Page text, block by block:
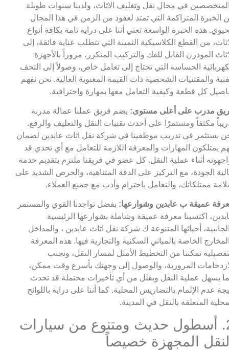
في مجال نقل وتغليف الاثاث، ولدينا سنوات طويلة
الخبرة المتراكمة التي تمتد لعقود من الزمن في هذا المجال
هذه الخبرة الواسعة تعني أننا على دراية تامة بكافة أنواع
من القطع الكلاسيكية الثمينة التي تتطلب عناية فائقة، إلى
المودرن القابل للفك والتركيب المتكرر، مروراً بالأجهزة
الحساسة التي تحتاج إلى تعامل خاص، وصولاً إلى التحف
والمقتنيات الشخصية ذات القيمة المعنوية العالية. نحن نفهم
كل قطعة وكيفية التعامل معها بمهارة واحترافية.
مدرب على أعلى مستوى: يضم فريق عملنا عمالة مدربة
مكثفاً ومستمرًا على أحدث تقنيات النقل والتغليف والرفع.
نستثمر في تدريب موظفينا في شركة نقل اثاث عابدين لضمان
يمتلكون المهارات والمعرفة اللازمة للتعامل مع أي تحدي قد
أثناء عملية النقل. كل عضو في فريقنا ملتزم بتقديم خدمة
الجودة، مع التركيز على الدقة المتناهية، والحرص الشديد على
ممتلكاتك، والتعامل باحترام وأدب مع جميع العملاء.
عميقة ب عابدين وشوارعها: بفضل تواجدنا القوي والمستمر
اكتسبنا معرفة عميقة وشاملة بشوارعها الرئيسية
أحيائها المتنوعة ك شركة نقل اثاث عابدين ، والمداخل
الخاصة بالمباني السكنية والتجارية فيها. هذه المعرفة
تمكننا من التخطيط الأمثل لمسار النقل، وتجنب
المرورية، والوصول إلى وجهتك بأسرع وقت ممكن،
يسهل عملية النقل ويقلل من أي تأخيرات محتملة قد تحدث
عدم الإلمام بالتضاريس المحلية. كما أننا على دراية باللوائح
المتعلقة بالنقل في المدينة.
2. أسطول حديث ومتنوع من سيارات
المجهزة خصيصاً